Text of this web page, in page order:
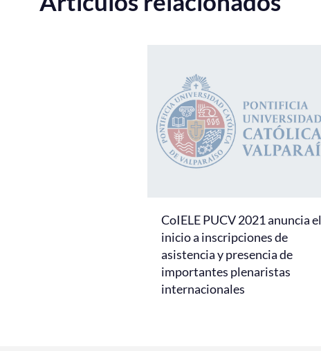
CoIELE PUCV 2021 anuncia el
inicio a inscripciones de
asistencia y presencia de
importantes plenaristas
internacionales